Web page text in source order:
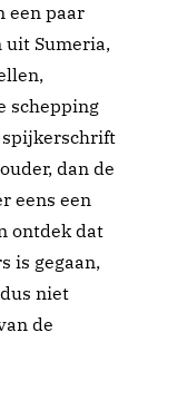
een paar
uit Sumeria,
schepping
spijkerschrift
dan de
eens een
ontdek dat
is gegaan,
niet
de